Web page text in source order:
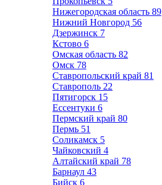
Нижегородская область 89
Нижний Новгород 56
Дзержинск 7
Кстово 6
Омская область 82
Омск 78
Ставропольский край 81
Ставрополь 22
Пятигорск 15
Ессентуки 6
Пермский край 80
Пермь 51
Соликамск 5
Чайковский 4
Алтайский край 78
Барнаул 43
Бийск 6